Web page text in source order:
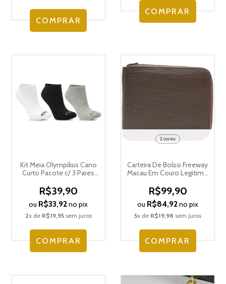
COMPRAR
COMPRAR
Kit Meia Olympikus Cano
Curto Pacote c/ 3 Pares
R$39,90
ou R$33,92no pix
2x de R$19,95sem juros
COMPRAR
2 cores
Carteira De Bolso Freeway
Macau Em Couro Legitimo
R$99,90
ou R$84,92no pix
5x de R$19,98 sem juros
COMPRAR